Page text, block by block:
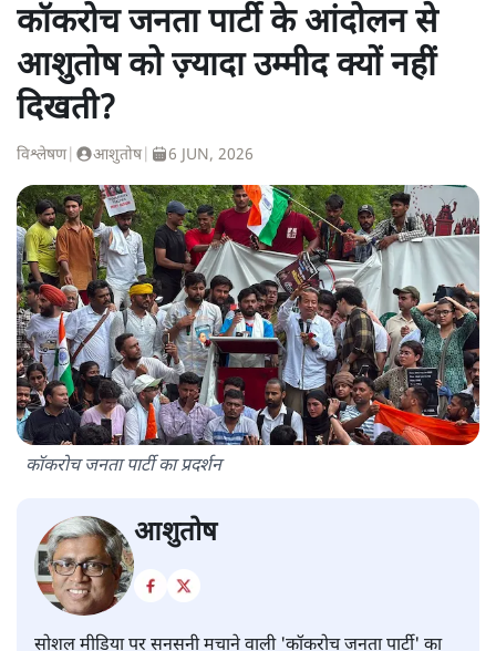
कॉकरोच जनता पार्टी के आंदोलन से
आशुतोष को ज़्यादा उम्मीद क्यों नहीं
दिखती?
विश्लेषण| आशुतोष| 6 JUN, 2026
कॉकरोच जनता पार्टी का प्रदर्शन
आशुतोष
सोशल मीडिया पर सनसनी मचाने वाली 'कॉकरोच जनता पार्टी' का